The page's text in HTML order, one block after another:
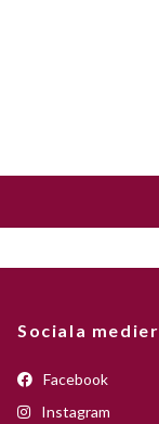
Sociala medier
Facebook
Instagram